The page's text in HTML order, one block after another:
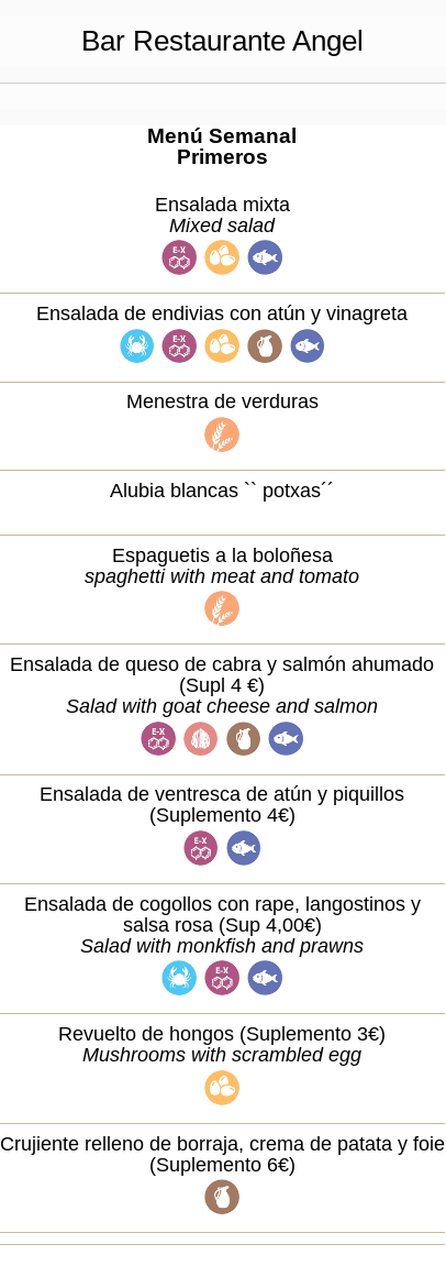
Bar Restaurante Angel
Menú Semanal
Primeros
Ensalada mixta
Mixed salad
Ensalada de endivias con atún y vinagreta
Menestra de verduras
Alubia blancas `` potxas´´
Espaguetis a la boloñesa
spaghetti with meat and tomato
Ensalada de queso de cabra y salmón ahumado
(Supl 4 €)
Salad with goat cheese and salmon
Ensalada de ventresca de atún y piquillos
(Suplemento 4€)
Ensalada de cogollos con rape, langostinos y
salsa rosa (Sup 4,00€)
Salad with monkfish and prawns
Revuelto de hongos (Suplemento 3€)
Mushrooms with scrambled egg
Crujiente relleno de borraja, crema de patata y foie
(Suplemento 6€)